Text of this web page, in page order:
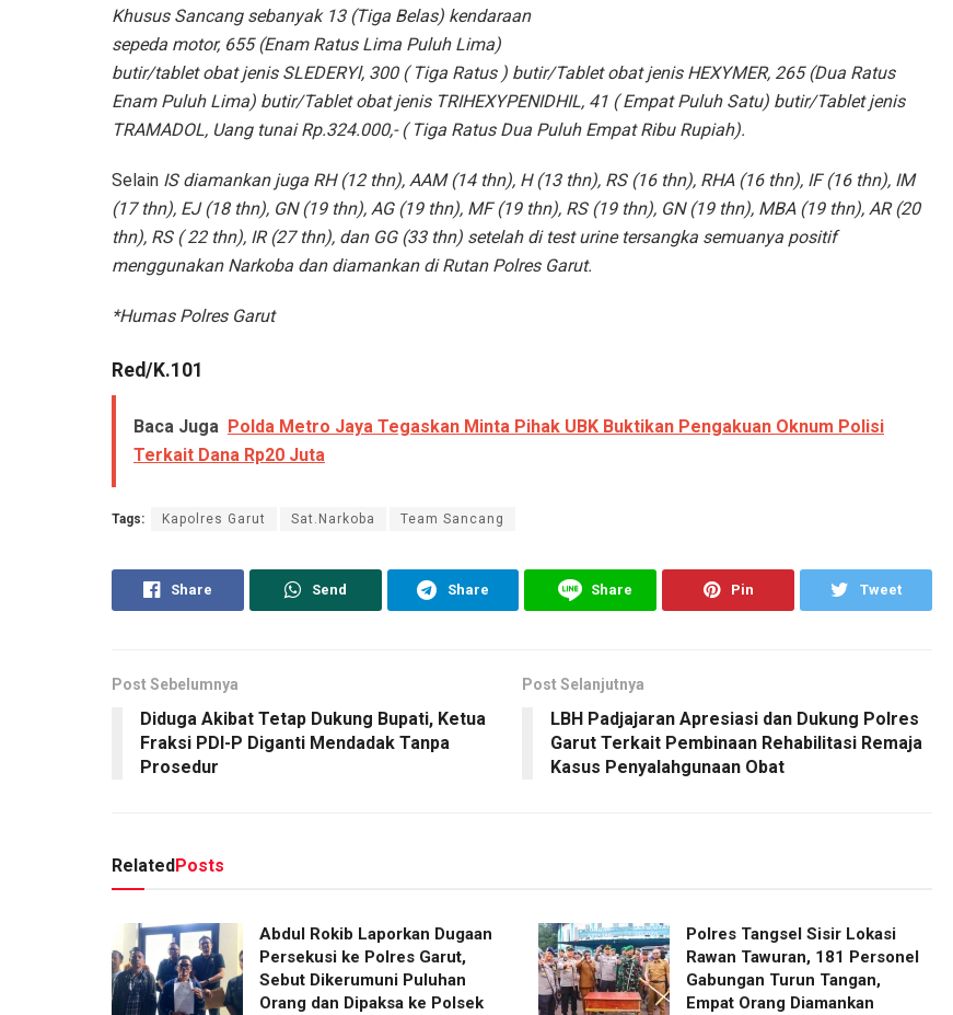
Khusus Sancang sebanyak 13 (Tiga Belas) kendaraan
sepeda motor, 655 (Enam Ratus Lima Puluh Lima)
butir/tablet obat jenis SLEDERYl, 300 ( Tiga Ratus ) butir/Tablet obat jenis HEXYMER, 265 (Dua Ratus
Enam Puluh Lima) butir/Tablet obat jenis TRIHEXYPENIDHIL, 41 ( Empat Puluh Satu) butir/Tablet jenis
TRAMADOL, Uang tunai Rp.324.000,- ( Tiga Ratus Dua Puluh Empat Ribu Rupiah).
Selain IS diamankan juga RH (12 thn), AAM (14 thn), H (13 thn), RS (16 thn), RHA (16 thn), IF (16 thn), IM
(17 thn), EJ (18 thn), GN (19 thn), AG (19 thn), MF (19 thn), RS (19 thn), GN (19 thn), MBA (19 thn), AR (20
thn), RS ( 22 thn), IR (27 thn), dan GG (33 thn) setelah di test urine tersangka semuanya positif
menggunakan Narkoba dan diamankan di Rutan Polres Garut.
*Humas Polres Garut
Red/K.101
Baca Juga Polda Metro Jaya Tegaskan Minta Pihak UBK Buktikan Pengakuan Oknum Polisi
Terkait Dana Rp20 Juta
Tags: Kapolres Garut Sat.Narkoba Team Sancang
Share Send Share Share Pin Tweet
Post Sebelumnya
Diduga Akibat Tetap Dukung Bupati, Ketua
Fraksi PDI-P Diganti Mendadak Tanpa
Prosedur
Post Selanjutnya
LBH Padjajaran Apresiasi dan Dukung Polres
Garut Terkait Pembinaan Rehabilitasi Remaja
Kasus Penyalahgunaan Obat
RelatedPosts
Abdul Rokib Laporkan Dugaan
Persekusi ke Polres Garut,
Sebut Dikerumuni Puluhan
Orang dan Dipaksa ke Polsek
Polres Tangsel Sisir Lokasi
Rawan Tawuran, 181 Personel
Gabungan Turun Tangan,
Empat Orang Diamankan